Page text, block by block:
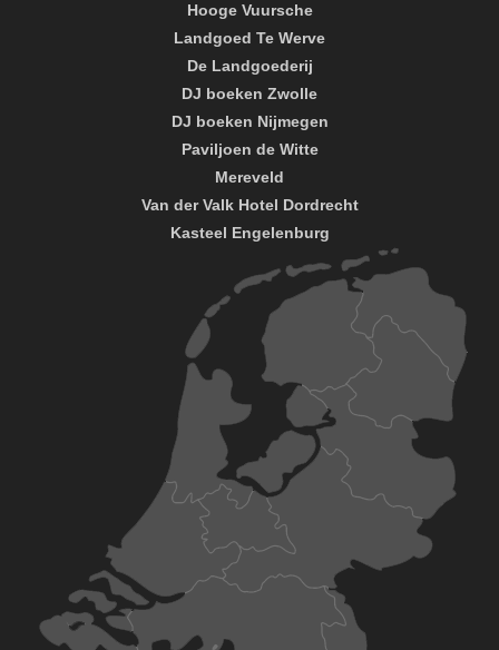
Hooge Vuursche
Landgoed Te Werve
De Landgoederij
DJ boeken Zwolle
DJ boeken Nijmegen
Paviljoen de Witte
Mereveld
Van der Valk Hotel Dordrecht
Kasteel Engelenburg